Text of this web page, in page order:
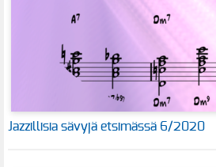
Jazzillisia sävyjä etsimässä 6/2020